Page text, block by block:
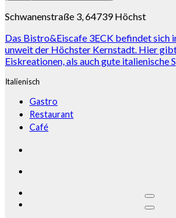
Schwanenstraße 3, 64739 Höchst
Das Bistro&Eiscafe 3ECK befindet sich
unweit der Höchster Kernstadt. Hier
Eiskreationen, als auch gute italienische
Italienisch
Gastro
Restaurant
Café